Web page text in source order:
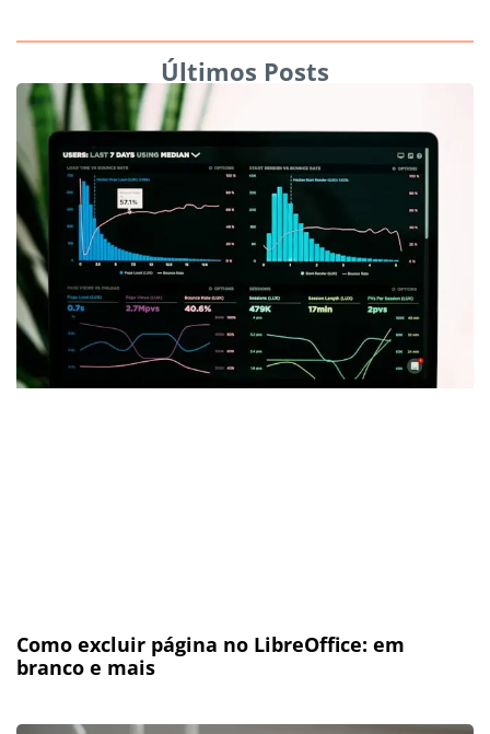
Últimos Posts
Como excluir página no LibreOffice: em
branco e mais